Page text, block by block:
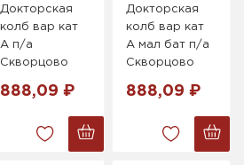
Докторская
колб вар кат
А п/а
Скворцово
888,09 ₽
Докторская
колб вар кат
А мал бат п/а
Скворцово
888,09 ₽